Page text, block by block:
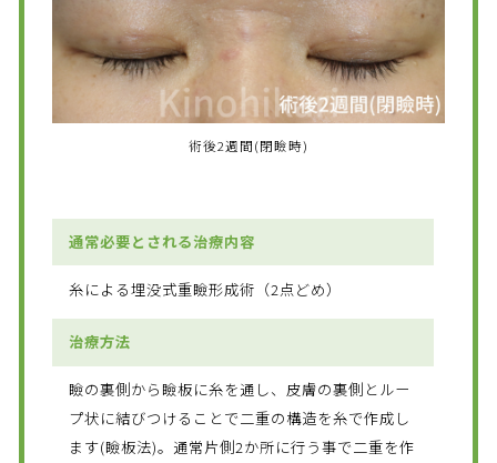
術後2週間(閉瞼時)
通常必要とされる治療内容
糸による埋没式重瞼形成術（2点どめ）
治療方法
瞼の裏側から瞼板に糸を通し、皮膚の裏側とルー
プ状に結びつけることで二重の構造を糸で作成し
ます(瞼板法)。通常片側2か所に行う事で二重を作